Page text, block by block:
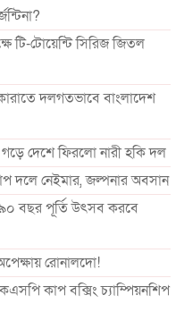
টি-টোয়েন্টি সিরিজ জিতল
দলগতভাবে বাংলাদেশ
দেশে ফিরলো নারী হকি দল
দলে নেইমার, জল্পনার অবসান
বছর পূর্তি উৎসব করবে
রোনালদো!
কাপ বক্সিং চ্যাম্পিয়নশিপ